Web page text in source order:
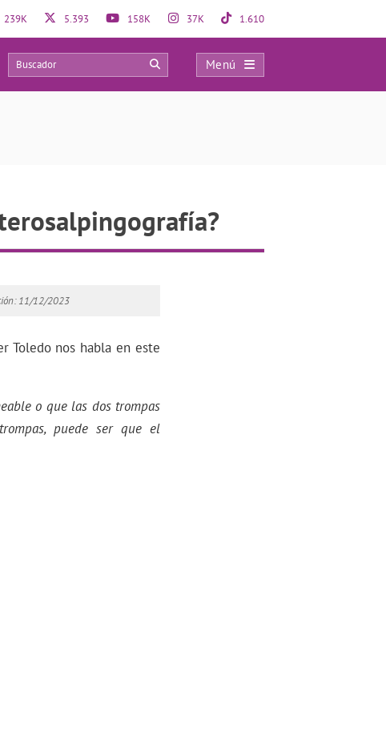
239K 5.393 158K 37K 1.610
Menú
0
11/12/2023
Toledo nos habla en este
o que las dos trompas
puede ser que el